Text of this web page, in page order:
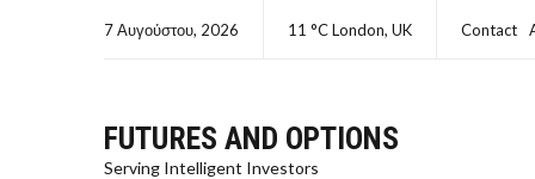
7 Αυγούστου, 2026 11 °C London, UK Contact
FUTURES AND OPTIONS
Serving Intelligent Investors